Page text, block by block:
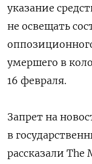
указание
не освещать
умершего в
16 февраля.
Запрет на
в
рассказали